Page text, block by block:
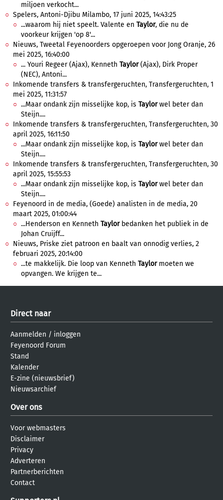
miljoen verkocht...
Spelers, Antoni-Djibu Milambo, 17 juni 2025, 14:43:25
...waarom hij niet speelt. Valente en Taylor, die nu de
voorkeur krijgen 'op 8'...
Nieuws, Tweetal Feyenoorders opgeroepen voor Jong Oranje, 26
mei 2025, 16:40:00
... Youri Regeer (Ajax), Kenneth Taylor(Ajax), Dirk Proper
(NEC), Antoni...
Inkomende transfers & transfergeruchten, Transfergeruchten, 1
mei 2025, 11:31:57
...Maar ondank zijn misselijke kop, is Taylorwel beter dan
Steijn....
Inkomende transfers & transfergeruchten, Transfergeruchten, 30
april 2025, 16:11:50
...Maar ondank zijn misselijke kop, is Taylorwel beter dan
Steijn....
Inkomende transfers & transfergeruchten, Transfergeruchten, 30
april 2025, 15:55:53
...Maar ondank zijn misselijke kop, is Taylorwel beter dan
Steijn....
Feyenoord in de media, (Goede) analisten in de media, 20
maart 2025, 01:00:44
...Henderson en Kenneth Taylorbedanken het publiek in de
Johan Cruijff...
Nieuws, Priske ziet patroon en baalt van onnodig verlies, 2
februari 2025, 20:14:00
...te makkelijk. Die loop van Kenneth Taylormoeten we
opvangen. We krijgen te...
Direct naar
Aanmelden / inloggen
Feyenoord Forum
Stand
Kalender
E-zine (nieuwsbrief)
Nieuwsarchief
Over ons
Voor webmasters
Disclaimer
Privacy
Adverteren
Partnerberichten
Contact